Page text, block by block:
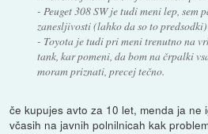
- Peuget 308 SW je tudi meni lep, sem
zanesljivosti (lahko da so to predsodki)
- Toyota je tudi pri meni trenutno na
tank, kar pomeni, da bom na črpalki
moram priznati, precej tečno.
če kupujes avto za 10 let, menda ja ne
včasih na javnih polnilnicah kak